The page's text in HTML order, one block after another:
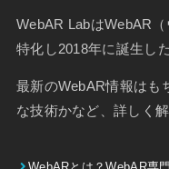
WebAR LabはWebAR
特化し2018年に誕生し
最新のWebAR情報はも
な技術かなど、詳しく